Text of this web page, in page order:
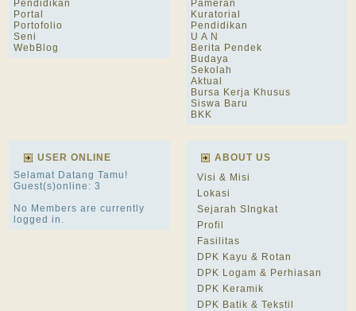
Pendidikan
Portal
Portofolio
Seni
WebBlog
Pameran
Kuratorial
Pendidikan
U A N
Berita Pendek
Budaya
Sekolah
Aktual
Bursa Kerja Khusus
Siswa Baru
BKK
USER ONLINE
Selamat Datang Tamu!
Guest(s)online: 3
No Members are currently
logged in.
ABOUT US
Visi & Misi
Lokasi
Sejarah SIngkat
Profil
Fasilitas
DPK Kayu & Rotan
DPK Logam & Perhiasan
DPK Keramik
DPK Batik & Tekstil